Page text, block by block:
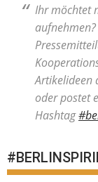
Ihr möchtet
Artikelideen
oder postet
Hashtag